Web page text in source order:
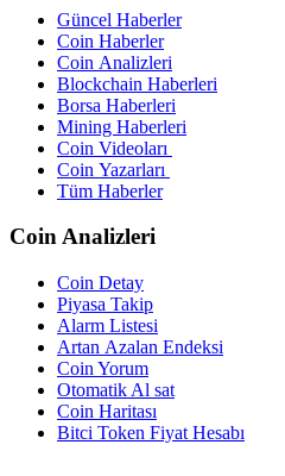
Güncel Haberler
Coin Haberler
Coin Analizleri
Blockchain Haberleri
Borsa Haberleri
Mining Haberleri
Coin Videoları
Coin Yazarları
Tüm Haberler
Coin Analizleri
Coin Detay
Piyasa Takip
Alarm Listesi
Artan Azalan Endeksi
Coin Yorum
Otomatik Al sat
Coin Haritası
Bitci Token Fiyat Hesabı